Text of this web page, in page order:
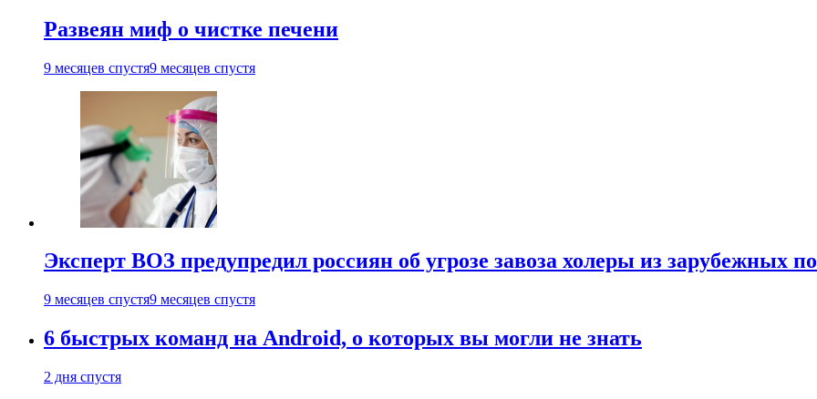
Развеян миф о чистке печени
9 месяцев спустя9 месяцев спустя
Эксперт ВОЗ предупредил россиян об угрозе завоза холеры из зарубежных
9 месяцев спустя9 месяцев спустя
6 быстрых команд на Android, о которых вы могли не знать
2 дня спустя